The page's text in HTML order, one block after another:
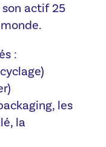
actif 25
:
les
la